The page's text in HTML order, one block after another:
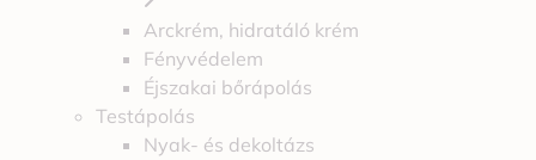
Arckrém, hidratáló krém
Fényvédelem
Éjszakai bőrápolás
Testápolás
Nyak- és dekoltázs